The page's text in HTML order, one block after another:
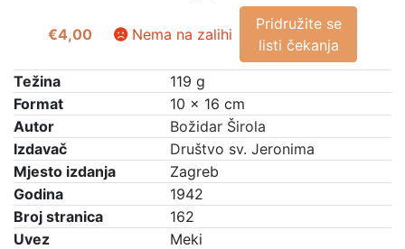
€4,00 Nema na zalihi
Pridružite se
listi čekanja
Težina
119 g
Format
10 × 16 cm
Autor
Božidar Širola
Izdavač
Društvo sv. Jeronima
Mjesto izdanja
Zagreb
Godina
1942
Broj stranica
162
Uvez
Meki